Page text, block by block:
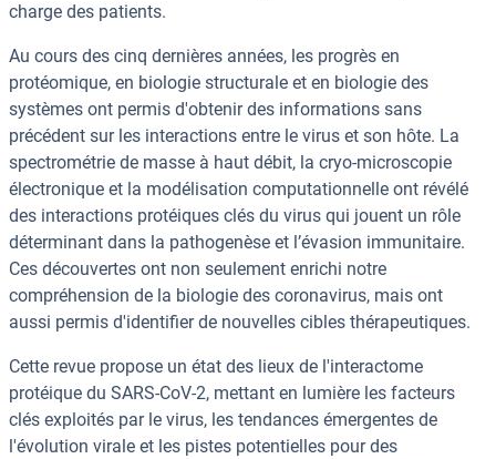
charge des patients.
Au cours des cinq dernières années, les progrès en
protéomique, en biologie structurale et en biologie des
systèmes ont permis d'obtenir des informations sans
précédent sur les interactions entre le virus et son hôte. La
spectrométrie de masse à haut débit, la cryo-microscopie
électronique et la modélisation computationnelle ont révélé
des interactions protéiques clés du virus qui jouent un rôle
déterminant dans la pathogenèse et l’évasion immunitaire.
Ces découvertes ont non seulement enrichi notre
compréhension de la biologie des coronavirus, mais ont
aussi permis d'identifier de nouvelles cibles thérapeutiques.
Cette revue propose un état des lieux de l'interactome
protéique du SARS-CoV-2, mettant en lumière les facteurs
clés exploités par le virus, les tendances émergentes de
l'évolution virale et les pistes potentielles pour des